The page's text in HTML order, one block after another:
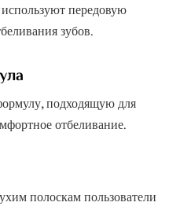
передовую
зубов.
подходящую для
отбеливание.
полоскам пользователи